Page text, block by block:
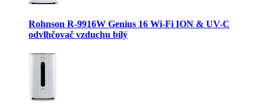
Rohnson R-9916W Genius 16 Wi-Fi ION & UV-C
odvlhčovač vzduchu bílý